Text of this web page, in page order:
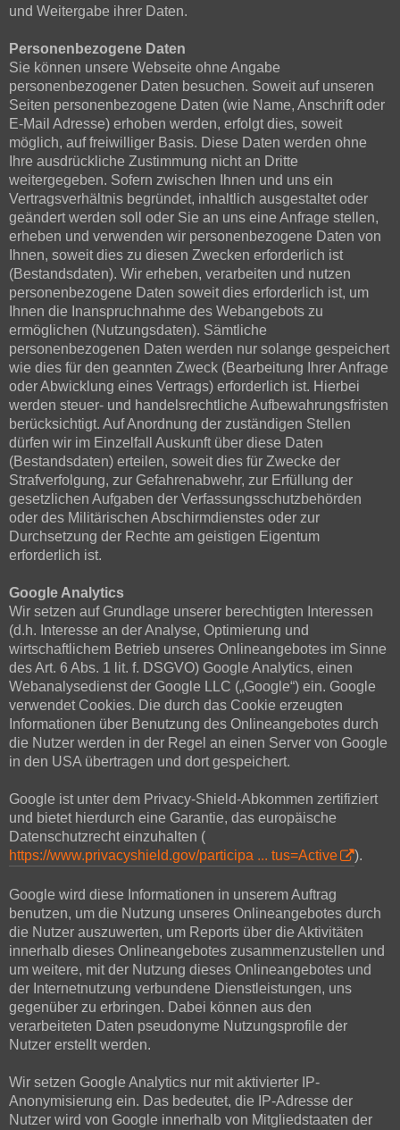
und Weitergabe ihrer Daten.
Personenbezogene Daten
Sie können unsere Webseite ohne Angabe
personenbezogener Daten besuchen. Soweit auf unseren
Seiten personenbezogene Daten (wie Name, Anschrift oder
E-Mail Adresse) erhoben werden, erfolgt dies, soweit
möglich, auf freiwilliger Basis. Diese Daten werden ohne
Ihre ausdrückliche Zustimmung nicht an Dritte
weitergegeben. Sofern zwischen Ihnen und uns ein
Vertragsverhältnis begründet, inhaltlich ausgestaltet oder
geändert werden soll oder Sie an uns eine Anfrage stellen,
erheben und verwenden wir personenbezogene Daten von
Ihnen, soweit dies zu diesen Zwecken erforderlich ist
(Bestandsdaten). Wir erheben, verarbeiten und nutzen
personenbezogene Daten soweit dies erforderlich ist, um
Ihnen die Inanspruchnahme des Webangebots zu
ermöglichen (Nutzungsdaten). Sämtliche
personenbezogenen Daten werden nur solange gespeichert
wie dies für den geannten Zweck (Bearbeitung Ihrer Anfrage
oder Abwicklung eines Vertrags) erforderlich ist. Hierbei
werden steuer- und handelsrechtliche Aufbewahrungsfristen
berücksichtigt. Auf Anordnung der zuständigen Stellen
dürfen wir im Einzelfall Auskunft über diese Daten
(Bestandsdaten) erteilen, soweit dies für Zwecke der
Strafverfolgung, zur Gefahrenabwehr, zur Erfüllung der
gesetzlichen Aufgaben der Verfassungsschutzbehörden
oder des Militärischen Abschirmdienstes oder zur
Durchsetzung der Rechte am geistigen Eigentum
erforderlich ist.
Google Analytics
Wir setzen auf Grundlage unserer berechtigten Interessen
(d.h. Interesse an der Analyse, Optimierung und
wirtschaftlichem Betrieb unseres Onlineangebotes im Sinne
des Art. 6 Abs. 1 lit. f. DSGVO) Google Analytics, einen
Webanalysedienst der Google LLC („Google“) ein. Google
verwendet Cookies. Die durch das Cookie erzeugten
Informationen über Benutzung des Onlineangebotes durch
die Nutzer werden in der Regel an einen Server von Google
in den USA übertragen und dort gespeichert.
Google ist unter dem Privacy-Shield-Abkommen zertifiziert
und bietet hierdurch eine Garantie, das europäische
Datenschutzrecht einzuhalten (
https://www.privacyshield.gov/participa ... tus=Active
).
Google wird diese Informationen in unserem Auftrag
benutzen, um die Nutzung unseres Onlineangebotes durch
die Nutzer auszuwerten, um Reports über die Aktivitäten
innerhalb dieses Onlineangebotes zusammenzustellen und
um weitere, mit der Nutzung dieses Onlineangebotes und
der Internetnutzung verbundene Dienstleistungen, uns
gegenüber zu erbringen. Dabei können aus den
verarbeiteten Daten pseudonyme Nutzungsprofile der
Nutzer erstellt werden.
Wir setzen Google Analytics nur mit aktivierter IP-
Anonymisierung ein. Das bedeutet, die IP-Adresse der
Nutzer wird von Google innerhalb von Mitgliedstaaten der